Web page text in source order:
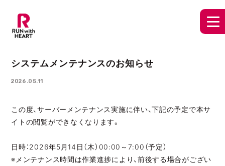
システムメンテナンスのお知らせ
2026.05.11
この度、サーバーメンテナンス実施に伴い、下記の予定で本サ
イトの閲覧ができなくなります。
日時：2026年5月14日（木）00:00～7:00（予定）
※メンテナンス時間は作業進捗により、前後する場合がござい